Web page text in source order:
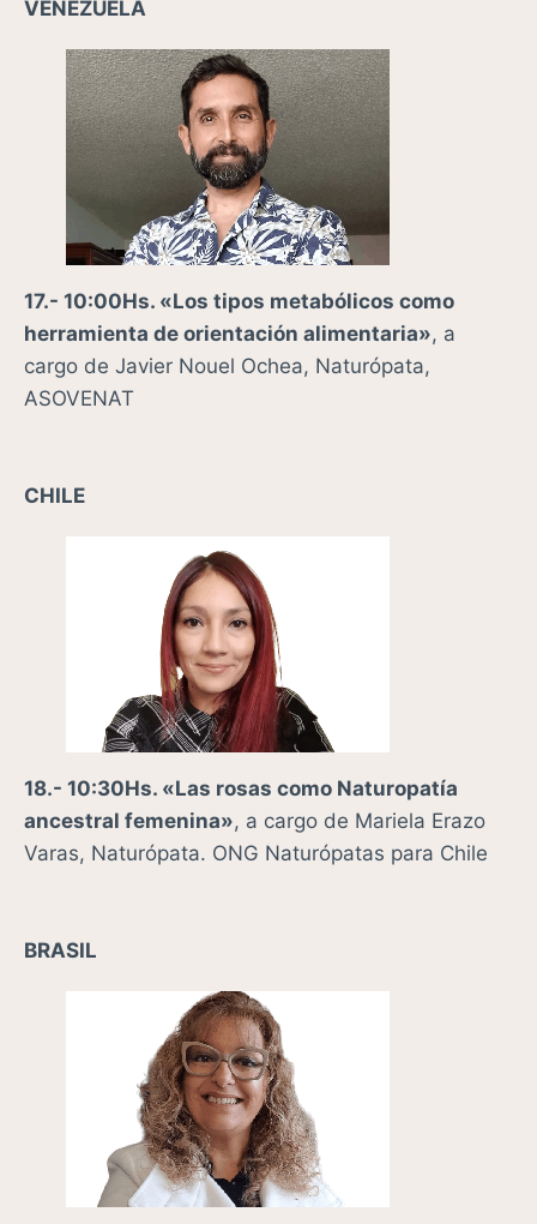
VENEZUELA
17.- 10:00Hs. «Los tipos metabólicos como
herramienta de orientación alimentaria», a
cargo de Javier Nouel Ochea, Naturópata,
ASOVENAT
CHILE
18.- 10:30Hs. «Las rosas como Naturopatía
ancestral femenina», a cargo de Mariela Erazo
Varas, Naturópata. ONG Naturópatas para Chile
BRASIL